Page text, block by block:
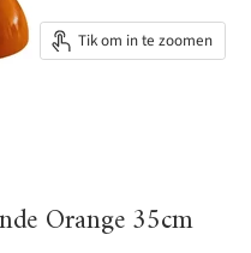
Tik om in te zoomen
Orange 35cm